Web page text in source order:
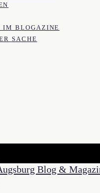
IM BLOGAZINE
SACHE